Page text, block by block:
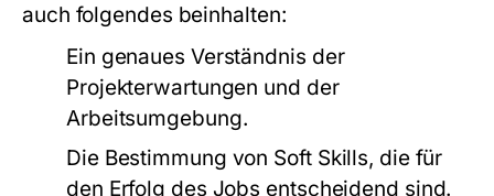
auch folgendes beinhalten:
Ein genaues Verständnis der
Projekterwartungen und der
Arbeitsumgebung.
Die Bestimmung von Soft Skills, die für
den Erfolg des Jobs entscheidend sind.